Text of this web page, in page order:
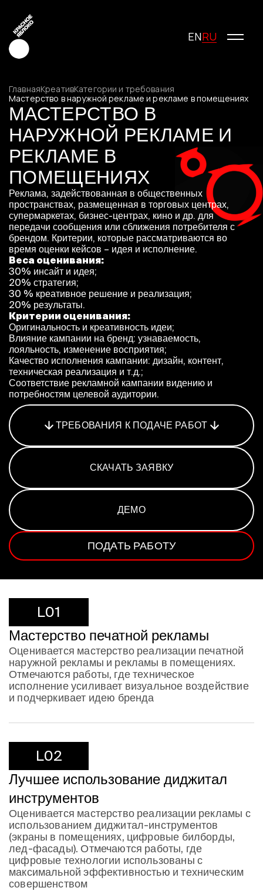
ENRU
Креатив
Медиа
Маркетинг
Молодые креаторы
О фестивале
История фестиваля
Условия участия
Жюри
Победители
Специальные награды
Программа
Часто задаваемые вопросы
Партнеры
Контакты
Блог
Цикл лекций
ВОЙТИ
ГлавнаяКреативКатегории и требования
Мастерство в наружной рекламе и рекламе в помещениях
МАСТЕРСТВО В
НАРУЖНОЙ РЕКЛАМЕ И
РЕКЛАМЕ В
ПОМЕЩЕНИЯХ
Реклама, задействованная в общественных
пространствах, размещенная в торговых центрах,
супермаркетах, бизнес-центрах, кино и др. для
передачи сообщения или сближения потребителя с
брендом. Критерии, которые рассматриваются во
время оценки кейсов – идея и исполнение.
Веса оценивания:
30% инсайт и идея;
20% стратегия;
30 % креативное решение и реализация;
20% результаты.
Критерии оценивания:
Оригинальность и креативность идеи;
Влияние кампании на бренд: узнаваемость,
лояльность, изменение восприятия;
Качество исполнения кампании: дизайн, контент,
техническая реализация и т.д.;
Соответствие рекламной кампании видению и
потребностям целевой аудитории.
ТРЕБОВАНИЯ К ПОДАЧЕ РАБОТ
СКАЧАТЬ ЗАЯВКУ
ДЕМО
ПОДАТЬ РАБОТУ
L01
Мастерство печатной рекламы
Оценивается мастерство реализации печатной
наружной рекламы и рекламы в помещениях.
Отмечаются работы, где техническое
исполнение усиливает визуальное воздействие
и подчеркивает идею бренда
L02
Лучшее использование диджитал
инструментов
Оценивается мастерство реализации рекламы с
использованием диджитал-инструментов
(экраны в помещениях, цифровые билборды,
лед-фасады). Отмечаются работы, где
цифровые технологии использованы с
максимальной эффективностью и техническим
совершенством